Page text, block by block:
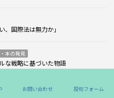
、国際法は無力か」
本の発見
な戦略に基づいた物語
お問い合わせ 投句フォーム